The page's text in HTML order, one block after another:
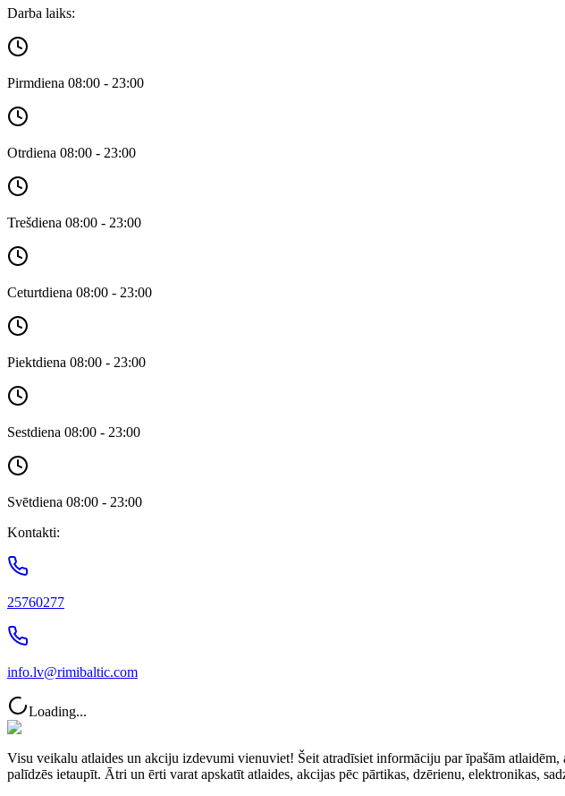
Darba laiks:
Pirmdiena 08:00 - 23:00
Otrdiena 08:00 - 23:00
Trešdiena 08:00 - 23:00
Ceturtdiena 08:00 - 23:00
Piektdiena 08:00 - 23:00
Sestdiena 08:00 - 23:00
Svētdiena 08:00 - 23:00
Kontakti:
25760277
info.lv@rimibaltic.com
Loading...
Visu veikalu atlaides un akciju izdevumi vienuviet! Šeit atradīsiet informāciju par īpašām
palīdzēs ietaupīt. Ātri un ērti varat apskatīt atlaides, akcijas pēc pārtikas, dzērienu, elektronikas,